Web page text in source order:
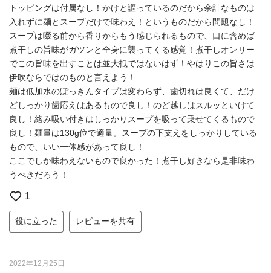
トッピングは付属なし！かけと謳っているのだから余計なものは
入れずに麺とスープだけで味わえ！というものだから問題なし！
スープは啜る前から香りからもう感じられるもので、口に含めば
煮干しの旨味がガツンと全身に襲ってくる感覚！煮干しオンリー
でこの旨味を出すことは並大抵ではないはず！やはりこの旨さは
伊吹ならではのものと言えよう！
麺は低加水のぽっきんタイプは変わらず、歯切れは良くて、だけ
どしっかり歯応えはあるもので良し！のど越しはスルッといけて
良し！絡み吸い付きはしっかりスープを吸って乗せてくるもので
良し！麺量は130g位で適量。スープの下支えをしっかりしている
もので、いい一体感があって良し！
ここでしか味わえないもので良かった！煮干し好きなら是非味わ
うべきだろう！
1
役に立った レビューを共有
2022年12月25日